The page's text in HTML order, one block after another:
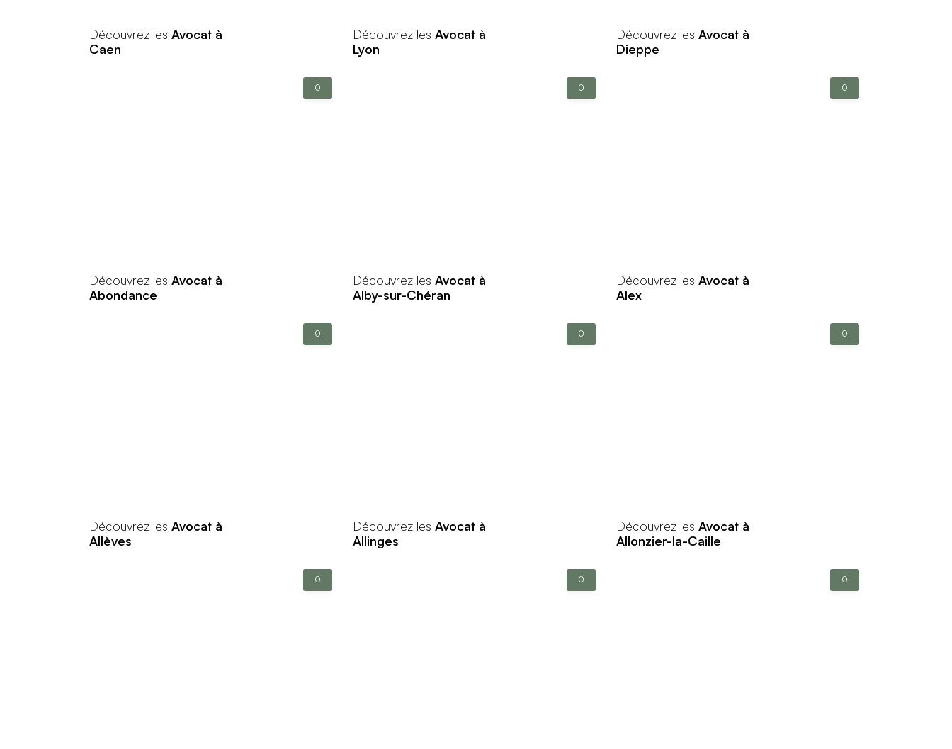
Découvrez les Avocat à
Caen
Découvrez les Avocat à
Lyon
Découvrez les Avocat à
Dieppe
0
Découvrez les Avocat à
Abondance
0
Découvrez les Avocat à
Alby-sur-Chéran
0
Découvrez les Avocat à
Alex
0
Découvrez les Avocat à
Allèves
0
Découvrez les Avocat à
Allinges
0
Découvrez les Avocat à
Allonzier-la-Caille
0 0 0